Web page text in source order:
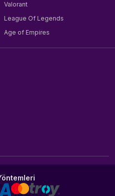
Valorant
League Of Legends
Age of Empires